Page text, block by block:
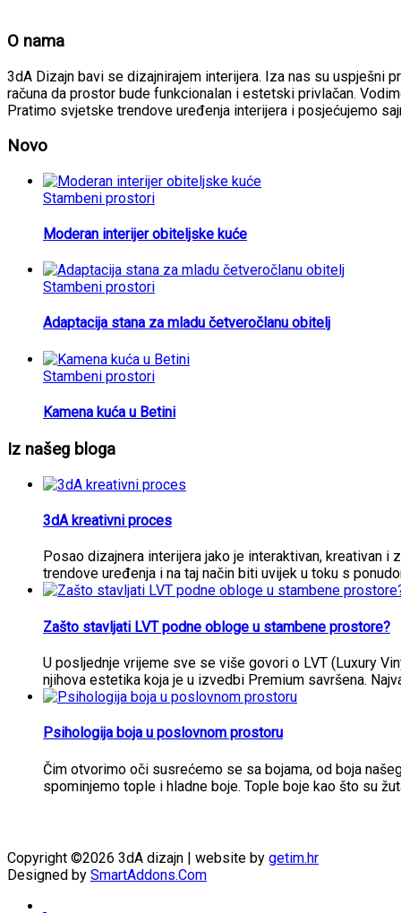
O nama
3dA Dizajn bavi se dizajnirajem interijera. Iza nas su uspješni
računa da prostor bude funkcionalan i estetski privlačan.
Pratimo svjetske trendove uređenja interijera i posjećujemo
Novo
Stambeni prostori
Moderan interijer obiteljske kuće
Stambeni prostori
Adaptacija stana za mladu četveročlanu obitelj
Stambeni prostori
Kamena kuća u Betini
Iz našeg bloga
3dA kreativni proces
Posao dizajnera interijera jako je interaktivan, kreativan
trendove uređenja i na taj način biti uvijek u toku s
Zašto stavljati LVT podne obloge u stambene prostore?
U posljednje vrijeme sve se više govori o LVT (Luxury
njihova estetika koja je u izvedbi Premium savršena.
Psihologija boja u poslovnom prostoru
Čim otvorimo oči susrećemo se sa bojama, od boja
spominjemo tople i hladne boje. Tople boje kao što su
Copyright ©2026 3dA dizajn | website by getim.hr
Designed by SmartAddons.Com